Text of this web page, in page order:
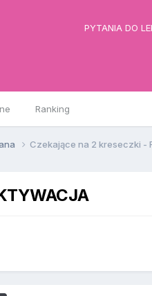
PYTANIA DO
Ranking
Czekające na 2 kreseczki -